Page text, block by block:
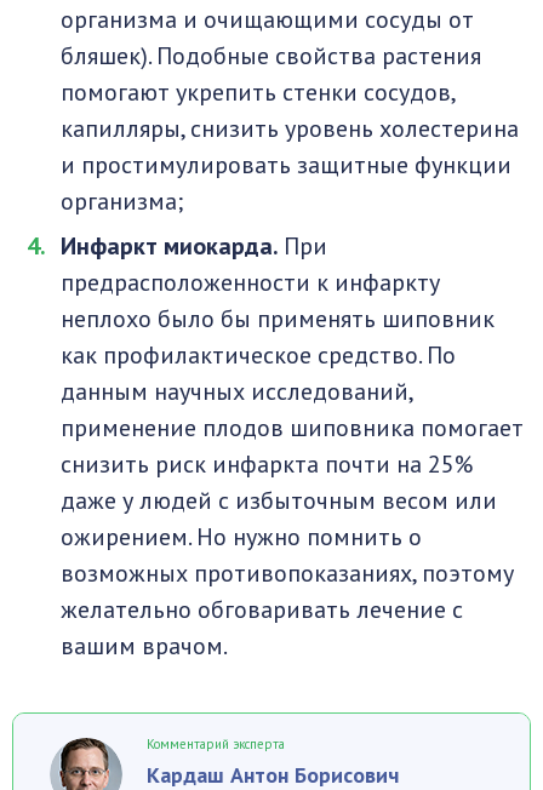
организма и очищающими сосуды от
бляшек). Подобные свойства растения
помогают укрепить стенки сосудов,
капилляры, снизить уровень холестерина
и простимулировать защитные функции
организма;
Инфаркт миокарда. При
предрасположенности к инфаркту
неплохо было бы применять шиповник
как профилактическое средство. По
данным научных исследований,
применение плодов шиповника помогает
снизить риск инфаркта почти на 25%
даже у людей с избыточным весом или
ожирением. Но нужно помнить о
возможных противопоказаниях, поэтому
желательно обговаривать лечение с
вашим врачом.
Комментарий эксперта
Кардаш Антон Борисович